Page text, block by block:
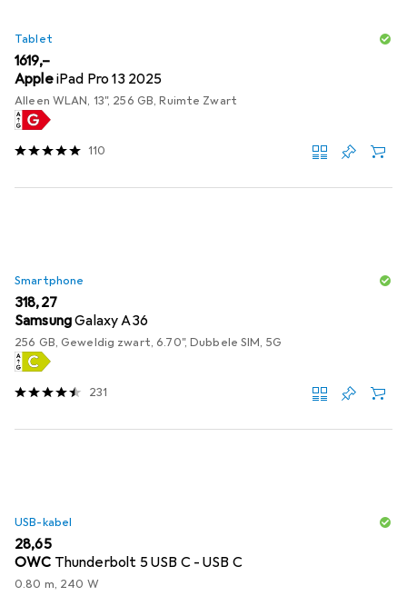
Tablet
EUR
1619,–
AppleiPad Pro 13 2025
Alleen WLAN, 13", 256 GB, Ruimte Zwart
110
Smartphone
EUR
318,27
SamsungGalaxy A36
256 GB, Geweldig zwart, 6.70", Dubbele SIM, 5G
231
USB-kabel
EUR
28,65
OWC Thunderbolt 5 USB C - USB C
0.80 m, 240 W